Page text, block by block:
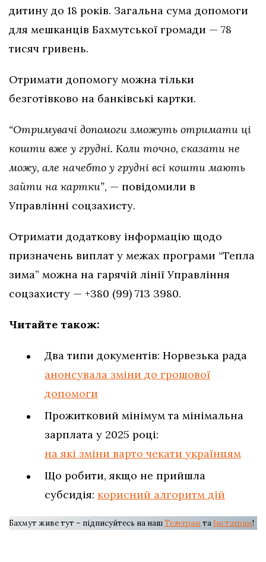
дитину до 18 років. Загальна сума допомоги
для мешканців Бахмутської громади — 78
тисяч гривень.
Отримати допомогу можна тільки
безготівково на банківські картки.
“Отримувачі допомоги зможуть отримати ці
кошти вже у грудні. Коли точно, сказати не
можу, але начебто у грудні всі кошти мають
зайти на картки”, — повідомили в
Управлінні соцзахисту.
Отримати додаткову інформацію щодо
призначень виплат у межах програми “Тепла
зима” можна на гарячій лінії Управління
соцзахисту — +380 (99) 713 3980.
Читайте також:
Два типи документів: Норвезька рада
анонсувала зміни до грошової
допомоги
Прожитковий мінімум та мінімальна
зарплата у 2025 році:
на які зміни варто чекати українцям
Що робити, якщо не прийшла
субсидія: корисний алгоритм дій
Бахмут живе тут – підписуйтесь на нашТелеграм та Інстаграм!